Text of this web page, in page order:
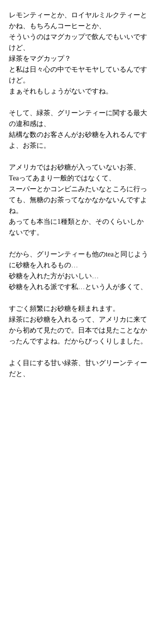
レモンティーとか、ロイヤルミルクティーと
かね、もちろんコーヒーとか、
そういうのはマグカップで飲んでもいいです
けど、
緑茶をマグカップ？
と私は日々心の中でモヤモヤしているんです
けど。
まぁそれもしょうがないですね。
そして、緑茶、グリーンティーに関する最大
の違和感は、
結構な数のお客さんがお砂糖を入れるんです
よ、お茶に。
アメリカではお砂糖が入っていないお茶、
Teaってあまり一般的ではなくて、
スーパーとかコンビニみたいなところに行っ
ても、無糖のお茶ってなかなかないんですよ
ね。
あっても本当に1種類とか、そのくらいしか
ないです。
だから、グリーンティーも他のteaと同じよう
に砂糖を入れるもの…
砂糖を入れた方がおいしい…
砂糖を入れる派です私…という人が多くて、
すごく頻繁にお砂糖を頼まれます。
緑茶にお砂糖を入れるって、アメリカに来て
から初めて見たので。日本では見たことなか
ったんですよね。だからびっくりしました。
よく目にする甘い緑茶、甘いグリーンティー
だと、